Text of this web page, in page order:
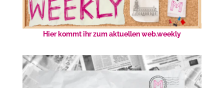
Hier kommt ihr zum aktuellen web.weekly